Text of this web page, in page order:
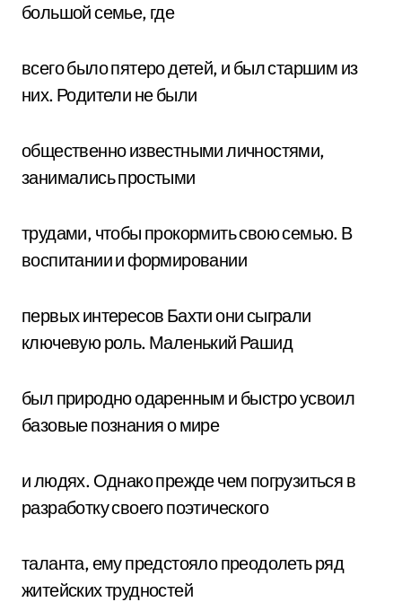
большой семье, где
всего было пятеро детей, и был старшим из
них. Родители не были
общественно известными личностями,
занимались простыми
трудами, чтобы прокормить свою семью. В
воспитании и формировании
первых интересов Бахти они сыграли
ключевую роль. Маленький Рашид
был природно одаренным и быстро усвоил
базовые познания о мире
и людях. Однако прежде чем погрузиться в
разработку своего поэтического
таланта, ему предстояло преодолеть ряд
житейских трудностей